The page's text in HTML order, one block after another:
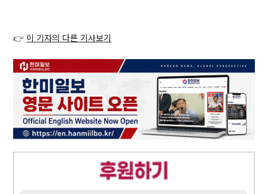
👉 이 기자의 다른 기사보기